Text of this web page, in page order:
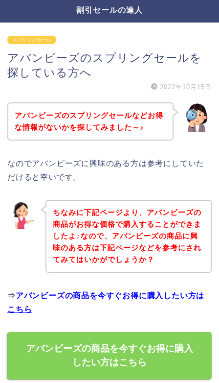
割引セールの達人
スプリングセール
アバンビーズのスプリングセールを
探している方へ
2022年10月15日
アバンビーズのスプリングセールなどお得
な情報がないかを探してみました～♪
なのでアバンビーズに興味のある方は参考にしていた
だけると幸いです。
ちなみに下記ページより、アバンビーズの
商品がお得な価格で購入することができま
したよ♪なので、アバンビーズの商品に興
味のある方は下記ページなどを参考にされ
てみてはいかがでしょうか？
⇒アバンビーズの商品を今すぐお得に購入したい方は
こちら
アバンビーズの商品を今すぐお得に購入
したい方はこちら